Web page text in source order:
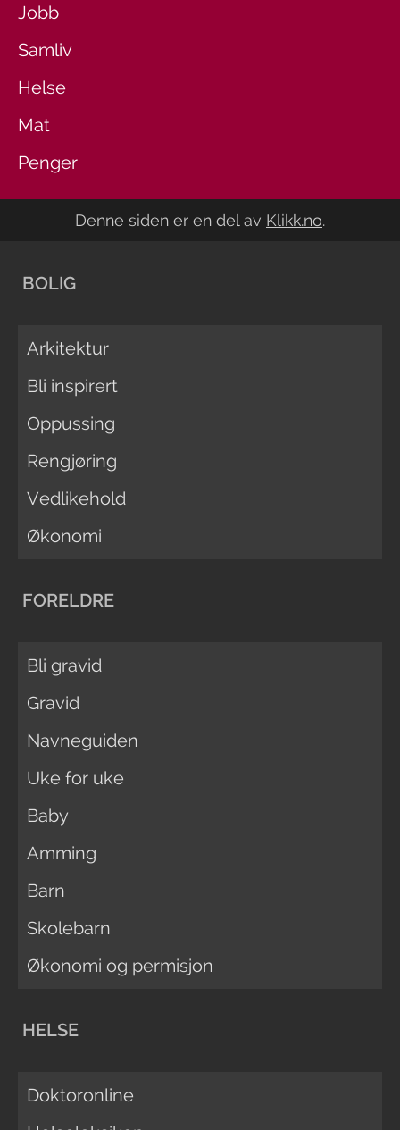
Jobb
Samliv
Helse
Mat
Penger
Denne siden er en del av Klikk.no.
BOLIG
Arkitektur
Bli inspirert
Oppussing
Rengjøring
Vedlikehold
Økonomi
FORELDRE
Bli gravid
Gravid
Navneguiden
Uke for uke
Baby
Amming
Barn
Skolebarn
Økonomi og permisjon
HELSE
Doktoronline